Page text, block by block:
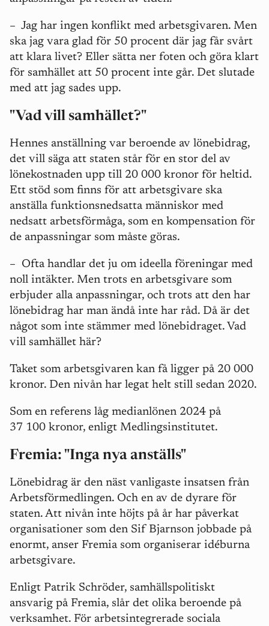
– Jag har ingen konflikt med arbetsgivaren. Men
ska jag vara glad för 50 procent där jag får svårt
att klara livet? Eller sätta ner foten och göra klart
för samhället att 50 procent inte går. Det slutade
med att jag sades upp.
"Vad vill samhället?"
Hennes anställning var beroende av lönebidrag,
det vill säga att staten står för en stor del av
lönekostnaden upp till 20 000 kronor för heltid.
Ett stöd som finns för att arbetsgivare ska
anställa funktionsnedsatta människor med
nedsatt arbetsförmåga, som en kompensation för
de anpassningar som måste göras.
– Ofta handlar det ju om ideella föreningar med
noll intäkter. Men trots en arbetsgivare som
erbjuder alla anpassningar, och trots att den har
lönebidrag har man ändå inte har råd. Då är det
något som inte stämmer med lönebidraget. Vad
vill samhället här?
Taket som arbetsgivaren kan få ligger på 20 000
kronor. Den nivån har legat helt still sedan 2020.
Som en referens låg medianlönen 2024 på
37 100 kronor, enligt Medlingsinstitutet.
Fremia: "Inga nya anställs"
Lönebidrag är den näst vanligaste insatsen från
Arbetsförmedlingen. Och en av de dyrare för
staten. Att nivån inte höjts på år har påverkat
organisationer som den Sif Bjarnson jobbade på
enormt, anser Fremia som organiserar idéburna
arbetsgivare.
Enligt Patrik Schröder, samhällspolitiskt
ansvarig på Fremia, slår det olika beroende på
verksamhet. För arbetsintegrerade sociala